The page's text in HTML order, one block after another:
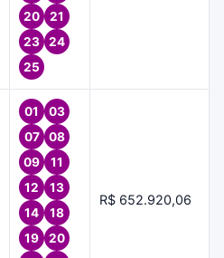
20
21
23
24
25
01
03
07
08
09
11
12
13
14
18
19
20
R$ 652.920,06